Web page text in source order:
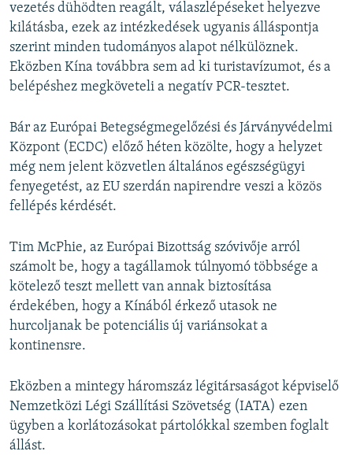
vezetés dühödten reagált, válaszlépéseket helyezve
kilátásba, ezek az intézkedések ugyanis álláspontja
szerint minden tudományos alapot nélkülöznek.
Eközben Kína továbbra sem ad ki turistavízumot, és a
belépéshez megköveteli a negatív PCR-tesztet.
Bár az Európai Betegségmegelőzési és Járványvédelmi
Központ (ECDC) előző héten közölte, hogy a helyzet
még nem jelent közvetlen általános egészségügyi
fenyegetést, az EU szerdán napirendre veszi a közös
fellépés kérdését.
Tim McPhie, az Európai Bizottság szóvivője arról
számolt be, hogy a tagállamok túlnyomó többsége a
kötelező teszt mellett van annak biztosítása
érdekében, hogy a Kínából érkező utasok ne
hurcoljanak be potenciális új variánsokat a
kontinensre.
Eközben a mintegy háromszáz légitársaságot képviselő
Nemzetközi Légi Szállítási Szövetség (IATA) ezen
ügyben a korlátozásokat pártolókkal szemben foglalt
állást.